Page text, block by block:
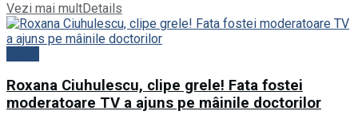
Vezi mai multDetails
Roxana Ciuhulescu, clipe grele! Fata fostei
moderatoare TV a ajuns pe mâinile doctorilor